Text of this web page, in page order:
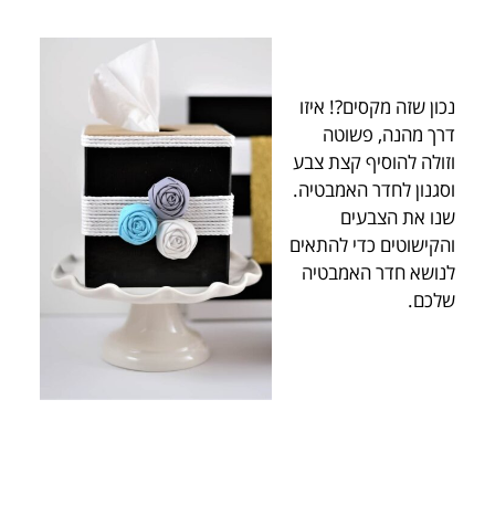
נכון שזה מקסים?! איזו
דרך מהנה, פשוטה
וזולה להוסיף קצת צבע
וסגנון לחדר האמבטיה.
שנו את הצבעים
והקישוטים כדי להתאים
לנושא חדר האמבטיה
שלכם.